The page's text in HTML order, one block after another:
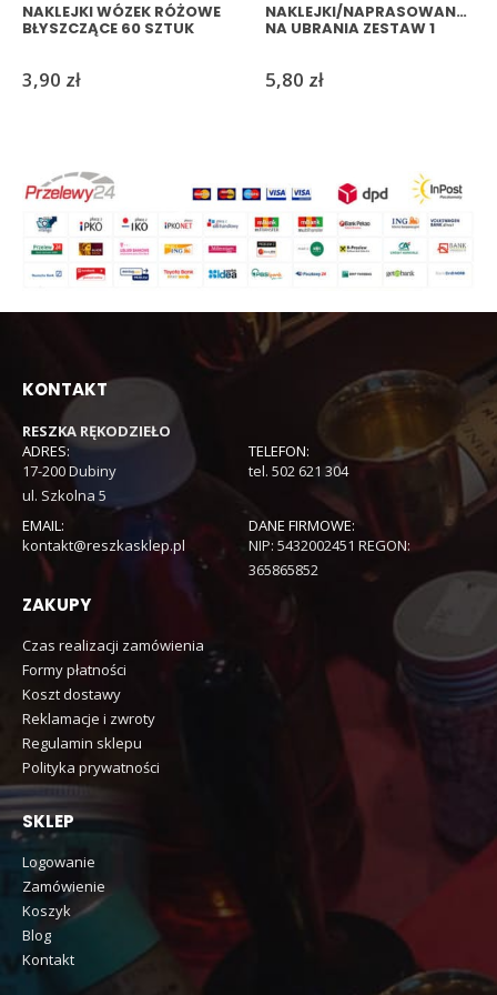
NAKLEJKI WÓZEK RÓŻOWE
BŁYSZCZĄCE 60 SZTUK
3,90 zł
NAKLEJKI/NAPRASOWANKA
NA UBRANIA ZESTAW 1
5,80 zł
KONTAKT
RESZKA RĘKODZIEŁO
ADRES:
17-200 Dubiny
ul. Szkolna 5
TELEFON:
tel. 502 621 304
EMAIL:
kontakt@reszkasklep.pl
DANE FIRMOWE:
NIP: 5432002451 REGON:
365865852
ZAKUPY
Czas realizacji zamówienia
Formy płatności
Koszt dostawy
Reklamacje i zwroty
Regulamin sklepu
Polityka prywatności
SKLEP
Logowanie
Zamówienie
Koszyk
Blog
Kontakt